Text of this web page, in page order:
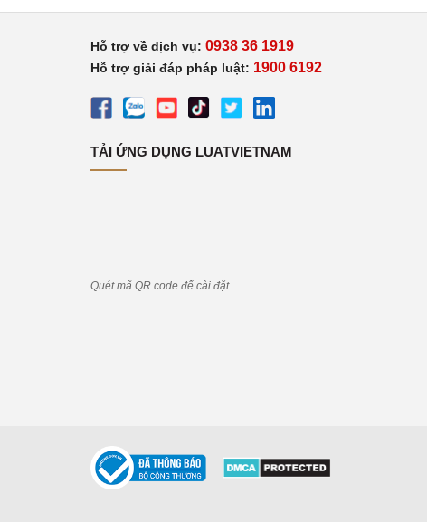
Hỗ trợ về dịch vụ: 0938 36 1919
Hỗ trợ giải đáp pháp luật: 1900 6192
TẢI ỨNG DỤNG LUATVIETNAM
Quét mã QR code để cài đặt